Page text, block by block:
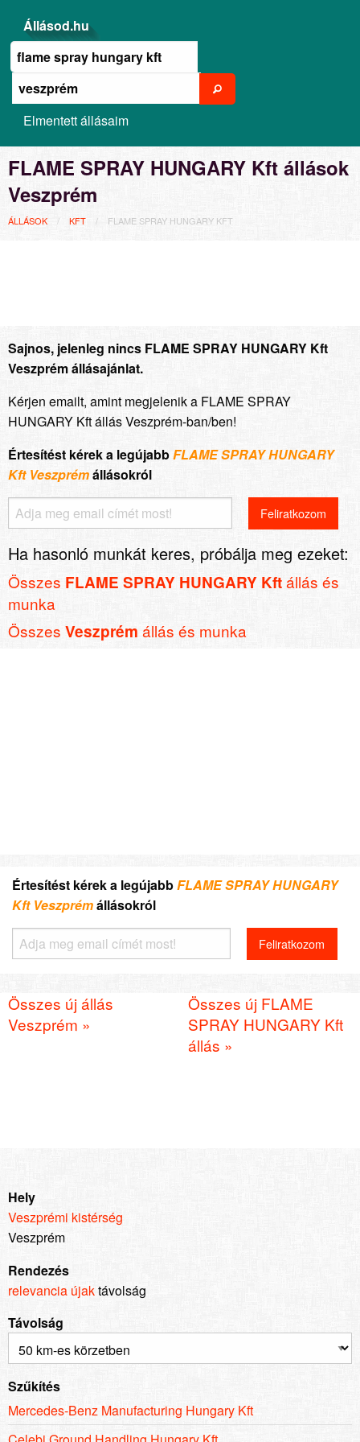
Állásod.hu
Elmentett állásaim
FLAME SPRAY HUNGARY Kft állások
Veszprém
ÁLLÁSOK KFT FLAME SPRAY HUNGARY KFT
Sajnos, jelenleg nincs FLAME SPRAY HUNGARY Kft
Veszprém állásajánlat.
Kérjen emailt, amint megjelenik a FLAME SPRAY
HUNGARY Kft állás Veszprém-ban/ben!
Értesítést kérek a legújabbFLAME SPRAY HUNGARY
Kft Veszprémállásokról
Ha hasonló munkát keres, próbálja meg ezeket:
Összes FLAME SPRAY HUNGARY Kftállás és
munka
Összes Veszprém állás és munka
Értesítést kérek a legújabbFLAME SPRAY HUNGARY
Kft Veszprémállásokról
Összes új állás
Veszprém »
Összes új FLAME
SPRAY HUNGARY Kft
állás »
Hely
Veszprémi kistérség
Veszprém
Rendezés
relevancia újaktávolság
Távolság
Szűkítés
Mercedes-Benz Manufacturing Hungary Kft